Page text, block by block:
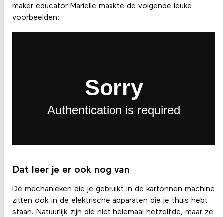
maker educator Marielle maakte de volgende leuke
voorbeelden:
Dat leer je er ook nog van
De mechanieken die je gebruikt in de kartonnen machine
zitten ook in de elektrische apparaten die je thuis hebt
staan. Natuurlijk zijn die niet helemaal hetzelfde, maar ze